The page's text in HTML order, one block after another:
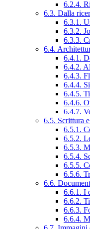
6.2.4.
6.3. Dalla
6.3.1.
6.3.2.
6.3.3.
6.4.
6.4.1.
6.4.2.
6.4.3.
6.4.4.
6.4.5.
6.4.6.
6.4.7.
6.5. Scrittura
6.5.1.
6.5.2.
6.5.3.
6.5.4.
6.5.5.
6.5.6.
6.6.
6.6.1. I
6.6.2.
6.6.3.
6.6.4.